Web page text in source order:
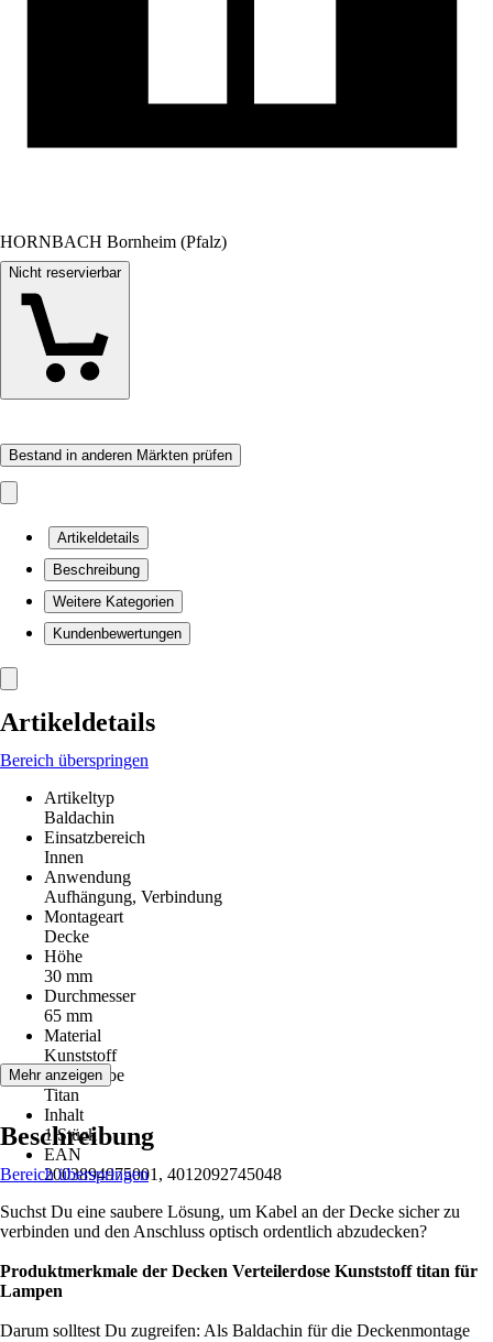
HORNBACH Bornheim (Pfalz)
Nicht reservierbar
Bestand in anderen Märkten prüfen
Artikeldetails
Beschreibung
Weitere Kategorien
Kundenbewertungen
Artikeldetails
Bereich überspringen
Artikeltyp
Baldachin
Einsatzbereich
Innen
Anwendung
Aufhängung, Verbindung
Montageart
Decke
Höhe
30 mm
Durchmesser
65 mm
Material
Kunststoff
Grundfarbe
Titan
Inhalt
1 Stück
EAN
2003894975001, 4012092745048
Mehr anzeigen
Beschreibung
Bereich überspringen
Suchst Du eine saubere Lösung, um Kabel an der Decke sicher zu
verbinden und den Anschluss optisch ordentlich abzudecken?
Produktmerkmale der Decken Verteilerdose Kunststoff titan für
Lampen
Darum solltest Du zugreifen: Als Baldachin für die Deckenmontage